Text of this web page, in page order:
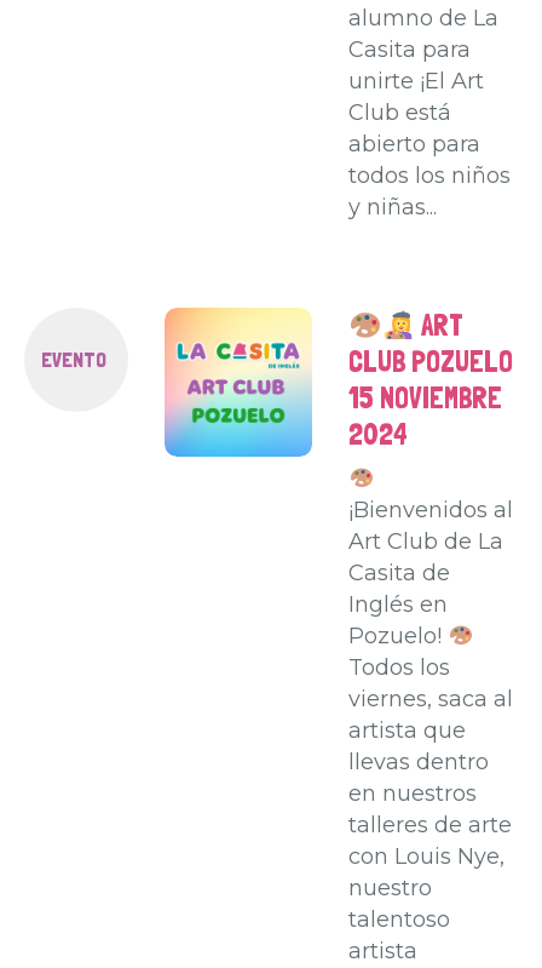
alumno de La
Casita para
unirte ¡El Art
Club está
abierto para
todos los niños
y niñas...
EVENTO
ART
CLUB POZUELO
15 NOVIEMBRE
2024
¡Bienvenidos al
Art Club de La
Casita de
Inglés en
Pozuelo!
Todos los
viernes, saca al
artista que
llevas dentro
en nuestros
talleres de arte
con Louis Nye,
nuestro
talentoso
artista